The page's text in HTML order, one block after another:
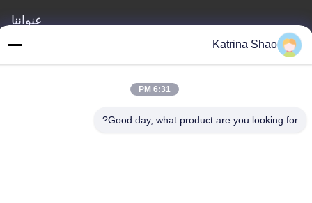
عنواننا
العنوان
رقم 102، المبنى رقم 3، شارع كياوتوواي، قرية سانشان، شارع شوان،
منطقة بانيو، مدينة قوانغتشو، مقاطعة قوانغدونغ، الصين
Katrina Shao
6:31 PM
Good day, what product are you looking for?